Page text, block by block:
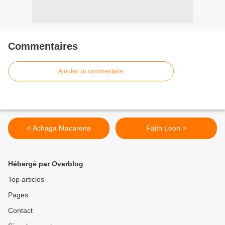
Commentaires
Ajouter un commentaire
< Achaga Macarena Faith Leon >
Hébergé par Overblog
Top articles
Pages
Contact